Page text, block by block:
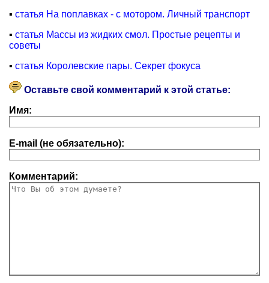
▪ статья На поплавках - с мотором. Личный транспорт
▪ статья Массы из жидких смол. Простые рецепты и
советы
▪ статья Королевские пары. Секрет фокуса
Оставьте свой комментарий к этой статье:
Имя:
E-mail (не обязательно):
Комментарий: